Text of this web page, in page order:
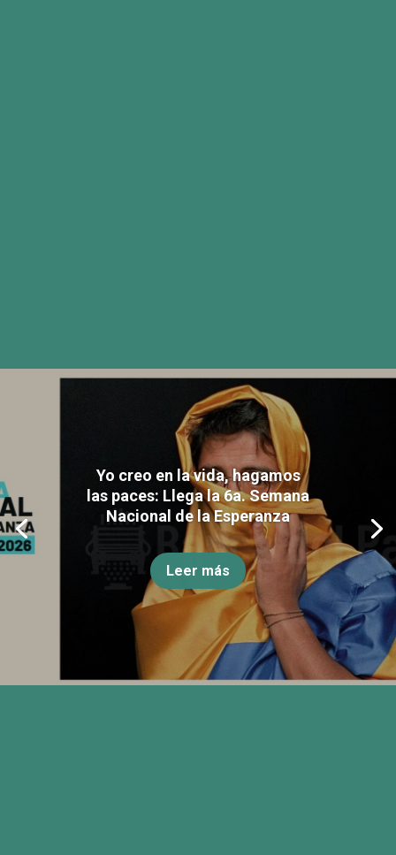
Yo creo en la vida, hagamos
las paces: Llega la 6a. Semana
Nacional de la Esperanza
Leer más